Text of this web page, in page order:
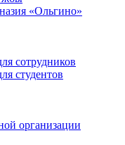
«Ольгино»
сотрудников
студентов
организации